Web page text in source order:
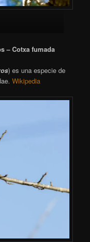
– Cotxa fumada
) es una especie de
Wikipedia